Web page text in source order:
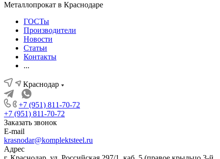
Металлопрокат в Краснодаре
ГОСТы
Производители
Новости
Статьи
Контакты
...
Краснодар
+7 (951) 811-70-72
+7 (951) 811-70-72
Заказать звонок
E-mail
krasnodar@komplektsteel.ru
Адрес